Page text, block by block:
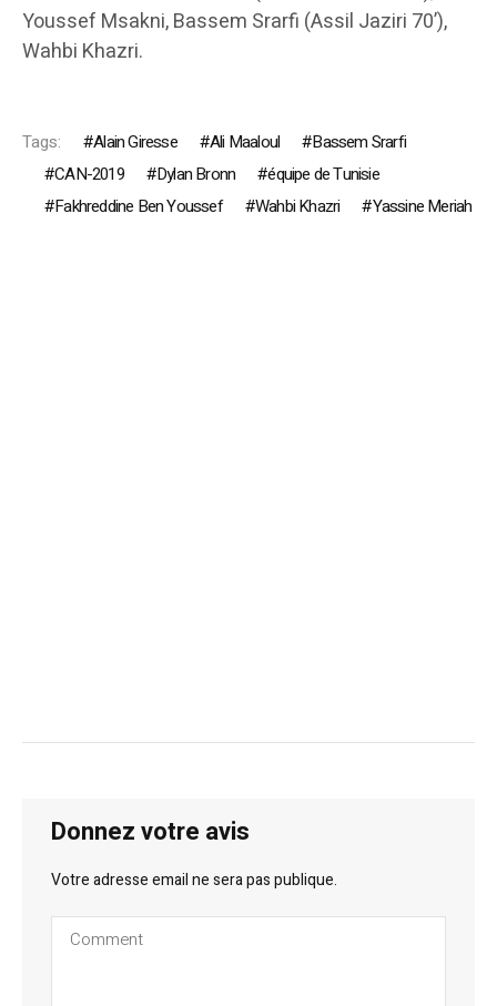
Youssef Msakni, Bassem Srarfi (Assil Jaziri 70’),
Wahbi Khazri.
Tags: Alain Giresse Ali Maaloul
Bassem Srarfi
CAN-2019
Dylan Bronn
équipe de Tunisie
Fakhreddine Ben Youssef
Wahbi Khazri Yassine Meriah
Donnez votre avis
Votre adresse email ne sera pas publique.